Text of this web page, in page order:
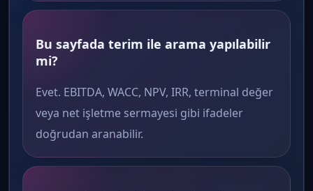
Bu sayfada terim ile arama yapılabilir
mi?
Evet. EBITDA, WACC, NPV, IRR, terminal değer
veya net işletme sermayesi gibi ifadeler
doğrudan aranabilir.